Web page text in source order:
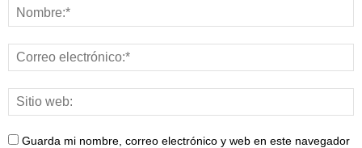
Guarda mi nombre, correo electrónico y web en este navegador